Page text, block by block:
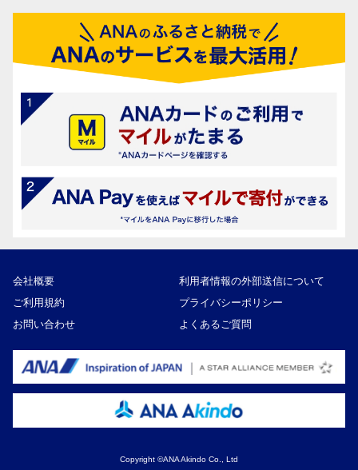
会社概要
利用者情報の外部送信について
ご利用規約
プライバシーポリシー
お問い合わせ
よくあるご質問
Copyright ©ANA Akindo Co., Ltd